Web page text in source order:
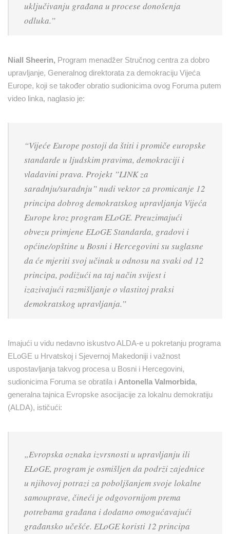
uključivanju građana u procese donošenja
odluka.”
Niall Sheerin, Program menadžer Stručnog centra za dobro
upravljanje, Generalnog direktorata za demokraciju Vijeća
Europe, koji se također obratio sudionicima ovog Foruma putem
video linka, naglasio je:
“Vijeće Europe postoji da štiti i promiče europske
standarde u ljudskim pravima, demokraciji i
vladavini prava. Projekt ”LINK za
saradnju/suradnju” nudi vektor za promicanje 12
principa dobrog demokratskog upravljanja Vijeća
Europe kroz program ELoGE. Preuzimajući
obvezu primjene ELoGE Standarda, gradovi i
općine/opštine u Bosni i Hercegovini su suglasne
da će mjeriti svoj učinak u odnosu na svaki od 12
principa, podižući na taj način svijest i
izazivajući razmišljanje o vlastitoj praksi
demokratskog upravljanja.”
Imajući u vidu nedavno iskustvo ALDA-e u pokretanju programa
ELoGE u Hrvatskoj i Sjevernoj Makedoniji i važnost
uspostavljanja takvog procesa u Bosni i Hercegovini,
sudionicima Foruma se obratila i Antonella Valmorbida,
generalna tajnica Evropske asocijacije za lokalnu demokratiju
(ALDA), ističući:
„Evropska oznaka izvrsnosti u upravljanju ili
ELoGE, program je osmišljen da podrži zajednice
u njihovoj potrazi za poboljšanjem svoje lokalne
samouprave, čineći je odgovornijom prema
potrebama građana i dodatno omogućavajući
građansko učešće. ELoGE koristi 12 principa